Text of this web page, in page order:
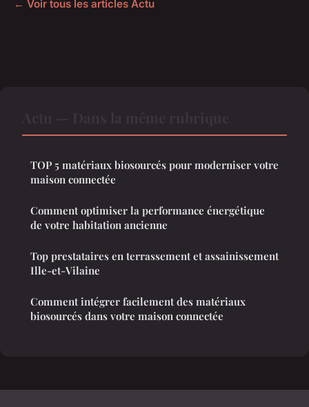
← Voir tous les articles Actu
TOP 5 matériaux biosourcés pour moderniser votre
maison connectée
Comment optimiser la performance énergétique
de votre habitation ancienne
Top prestataires en terrassement et assainissement
Ille-et-Vilaine
Comment intégrer facilement des matériaux
biosourcés dans votre maison connectée